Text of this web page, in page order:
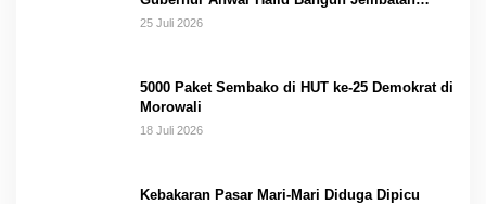
Gantung Masungkang dengan Dana Pribadi
25 Juli 2026
5000 Paket Sembako di HUT ke-25 Demokrat di
Morowali
18 Juli 2026
Kebakaran Pasar Mari-Mari Diduga Dipicu